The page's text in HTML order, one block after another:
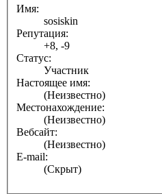
Имя:
sosiskin
Репутация:
+8, -9
Статус:
Участник
Настоящее имя:
(Неизвестно)
Местонахождение:
(Неизвестно)
Вебсайт:
(Неизвестно)
E-mail:
(Скрыт)